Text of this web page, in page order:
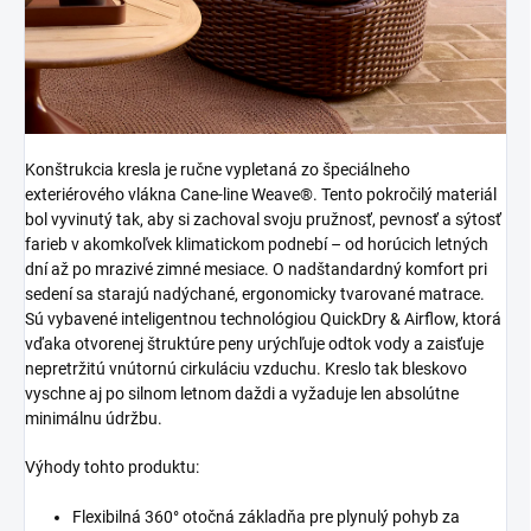
Konštrukcia kresla je ručne vypletaná zo špeciálneho
exteriérového vlákna Cane-line Weave®. Tento pokročilý materiál
bol vyvinutý tak, aby si zachoval svoju pružnosť, pevnosť a sýtosť
farieb v akomkoľvek klimatickom podnebí – od horúcich letných
dní až po mrazivé zimné mesiace. O nadštandardný komfort pri
sedení sa starajú nadýchané, ergonomicky tvarované matrace.
Sú vybavené inteligentnou technológiou QuickDry & Airflow, ktorá
vďaka otvorenej štruktúre peny urýchľuje odtok vody a zaisťuje
nepretržitú vnútornú cirkuláciu vzduchu. Kreslo tak bleskovo
vyschne aj po silnom letnom daždi a vyžaduje len absolútne
minimálnu údržbu.
Výhody tohto produktu:
Flexibilná 360° otočná základňa pre plynulý pohyb za